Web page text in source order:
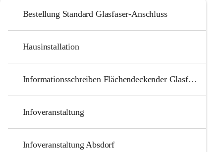
Bestellung Standard Glasfaser-Anschluss
Hausinstallation
Informationsschreiben Flächendeckender Glasfaserausbau
Infoveranstaltung
Infoveranstaltung Absdorf